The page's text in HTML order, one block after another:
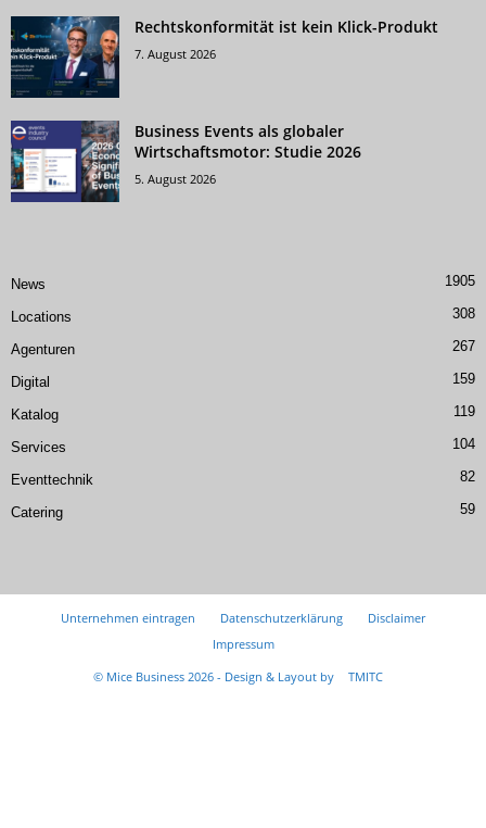
Rechtskonformität ist kein Klick-Produkt
7. August 2026
Business Events als globaler
Wirtschaftsmotor: Studie 2026
5. August 2026
News 1905
Locations 308
Agenturen 267
Digital 159
Katalog 119
Services 104
Eventtechnik 82
Catering 59
Unternehmen eintragen Datenschutzerklärung
Disclaimer
Impressum
© Mice Business 2026 - Design & Layout by
TMITC